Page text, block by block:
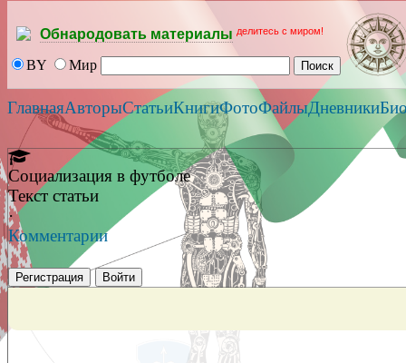
Обнародовать материалы делитесь с миром!
BY Мир
ГлавнаяАвторыСтатьиКнигиФотоФайлыДневники
Социализация в футболе
Текст статьи
·
Комментарии
Регистрация Войти